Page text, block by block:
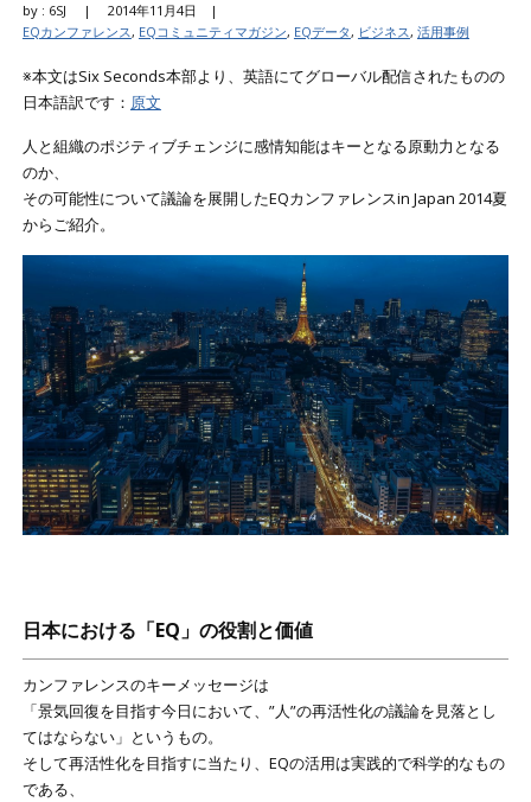
by : 6SJ |
2014年11月4日 |
EQカンファレンス, EQコミュニティマガジン, EQデータ, ビジネス, 活用事例
※本文はSix Seconds本部より、英語にてグローバル配信されたものの
日本語訳です： 原文
人と組織のポジティブチェンジに感情知能はキーとなる原動力となる
のか、
その可能性について議論を展開したEQカンファレンスin Japan 2014夏
からご紹介。
日本における「EQ」の役割と価値
カンファレンスのキーメッセージは
「景気回復を目指す今日において、”人”の再活性化の議論を見落とし
てはならない」というもの。
そして再活性化を目指すに当たり、EQの活用は実践的で科学的なもの
である、